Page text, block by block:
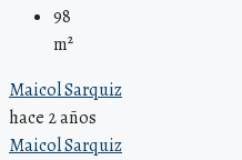
98
m²
Maicol Sarquiz
hace 2 años
Maicol Sarquiz